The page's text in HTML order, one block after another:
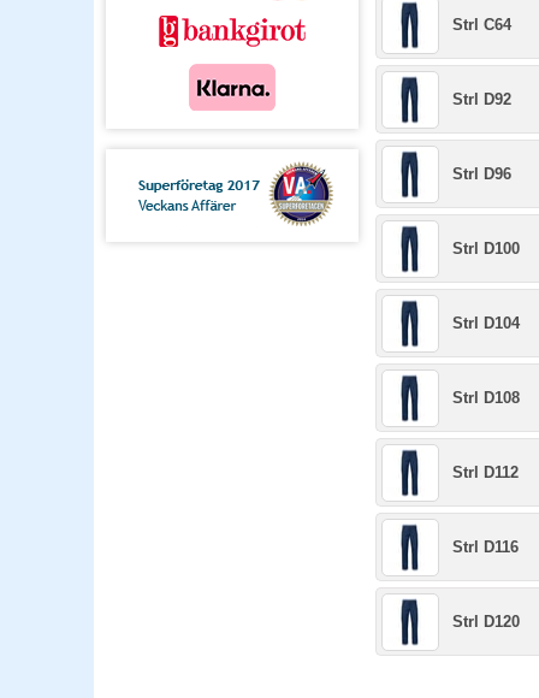
Strl C64
Strl D92
Strl D96
Strl D100
Strl D104
Strl D108
Strl D112
Strl D116
Strl D120